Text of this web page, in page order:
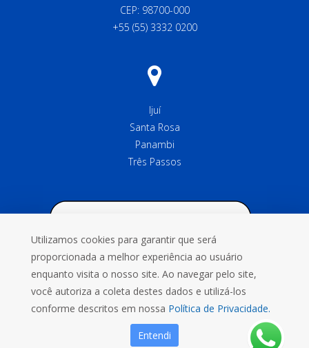
CEP: 98700-000
+55 (55) 3332 0200
Ijuí
Santa Rosa
Panambi
Três Passos
Utilizamos cookies para garantir que será
proporcionada a melhor experiência ao usuário
enquanto visita o nosso site. Ao navegar pelo site,
você autoriza a coleta destes dados e utilizá-los
conforme descritos em nossa Política de Privacidade.
Entendi